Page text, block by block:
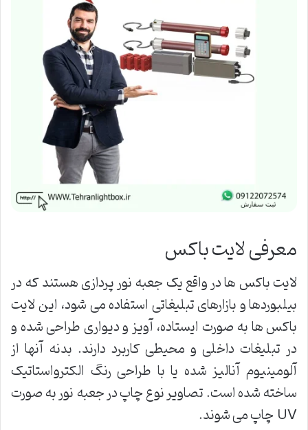
معرفی لایت باکس
لایت باکس ها در واقع یک جعبه نور پردازی هستند که در
بیلبوردها و بازارهای تبلیغاتی استفاده می شود، این لایت
باکس ها به صورت ایستاده، آویز و دیواری طراحی شده و
در تبلیغات داخلی و محیطی کاربرد دارند. بدنه آنها از
آلومینیوم آنالیز شده یا با طراحی رنگ الکترواستاتیک
ساخته شده است. تصاویر نوع چاپ در جعبه نور به صورت
UV چاپ می شوند.